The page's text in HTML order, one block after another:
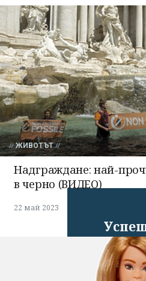
ЖИВОТЪТ
Надграждане: най-
в черно (ВИДЕО)
22 май 2023